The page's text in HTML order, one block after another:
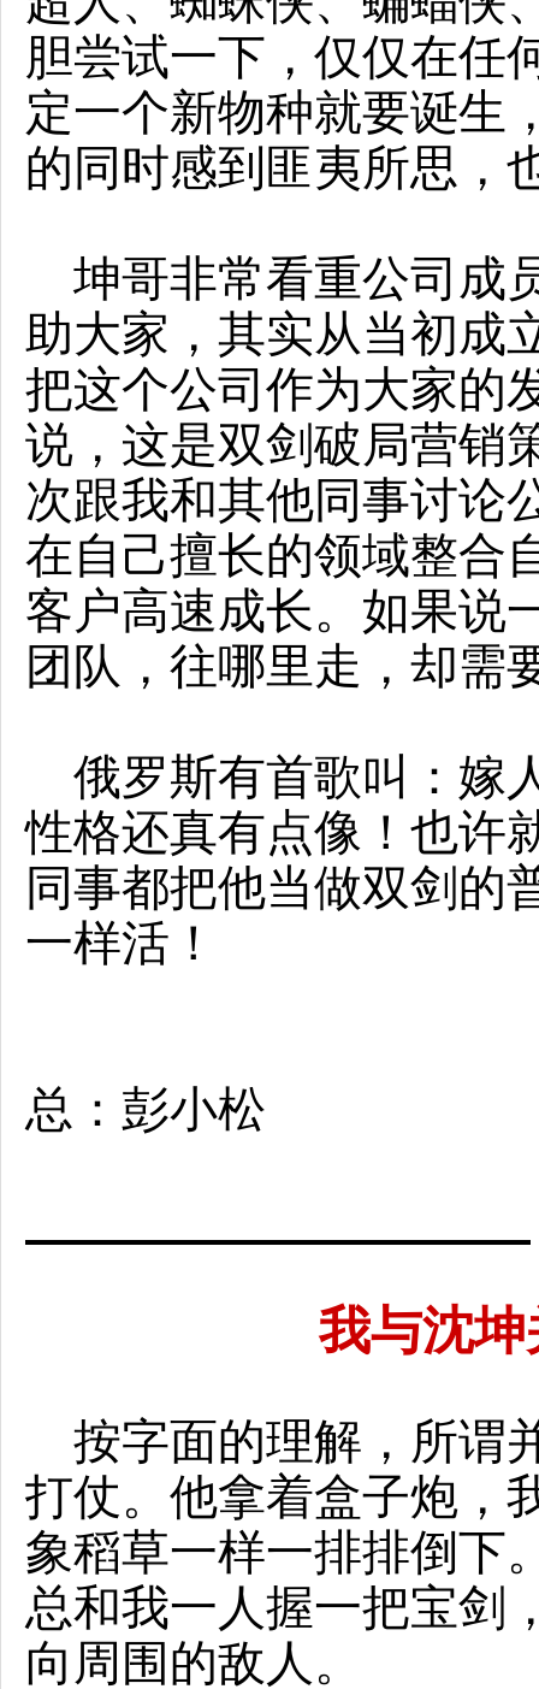
胆尝试一下，仅仅在任
定一个新物种就要诞生
的同时感到匪夷所思，
坤哥非常看重公司成
助大家，其实从当初成
把这个公司作为大家的
说，这是双剑破局营销
次跟我和其他同事讨论
在自己擅长的领域整合
客户高速成长。如果说
团队，往哪里走，却需
俄罗斯有首歌叫：嫁
性格还真有点像！也许
同事都把他当做双剑的
一样活！
总：彭小松
我与沈
按字面的理解，所谓
打仗。他拿着盒子炮，
象稻草一样一排排倒下
总和我一人握一把宝剑
向周围的敌人。